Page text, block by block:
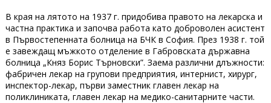
В края на лятото на 1937 г. придобива правото на лекарска и
частна практика и започва работа като доброволен асистент
в Първостепенната болница на БЧК в София. През 1938 г. той
е завеждащ мъжкото отделение в Габровската държавна
болница „Княз Борис Търновски”. Заема различни длъжности:
фабричен лекар на групови предприятия, интернист, хирург,
инспектор-лекар, първи заместник главен лекар на
поликлиниката, главен лекар на медико-санитарните части.